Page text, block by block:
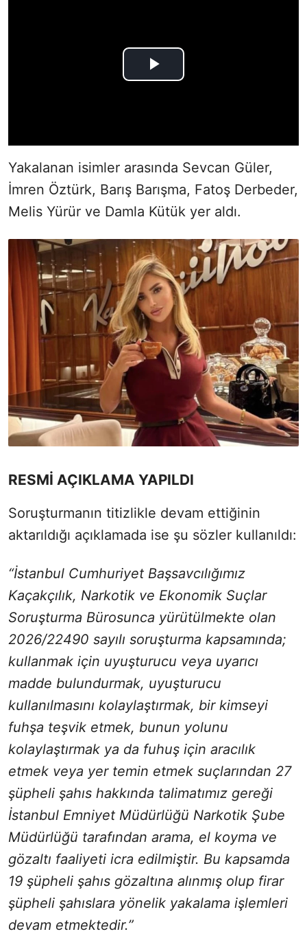
Yakalanan isimler arasında Sevcan Güler,
İmren Öztürk, Barış Barışma, Fatoş Derbeder,
Melis Yürür ve Damla Kütük yer aldı.
RESMİ AÇIKLAMA YAPILDI
Soruşturmanın titizlikle devam ettiğinin
aktarıldığı açıklamada ise şu sözler kullanıldı:
“İstanbul Cumhuriyet Başsavcılığımız
Kaçakçılık, Narkotik ve Ekonomik Suçlar
Soruşturma Bürosunca yürütülmekte olan
2026/22490 sayılı soruşturma kapsamında;
kullanmak için uyuşturucu veya uyarıcı
madde bulundurmak, uyuşturucu
kullanılmasını kolaylaştırmak, bir kimseyi
fuhşa teşvik etmek, bunun yolunu
kolaylaştırmak ya da fuhuş için aracılık
etmek veya yer temin etmek suçlarından 27
şüpheli şahıs hakkında talimatımız gereği
İstanbul Emniyet Müdürlüğü Narkotik Şube
Müdürlüğü tarafından arama, el koyma ve
gözaltı faaliyeti icra edilmiştir. Bu kapsamda
19 şüpheli şahıs gözaltına alınmış olup firar
şüpheli şahıslara yönelik yakalama işlemleri
devam etmektedir.”